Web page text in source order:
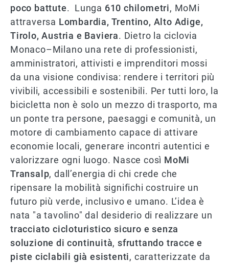
poco battute. Lunga 610 chilometri, MoMi
attraversa Lombardia, Trentino, Alto Adige,
Tirolo, Austria e Baviera. Dietro la ciclovia
Monaco–Milano una rete di professionisti,
amministratori, attivisti e imprenditori mossi
da una visione condivisa: rendere i territori più
vivibili, accessibili e sostenibili. Per tutti loro, la
bicicletta non è solo un mezzo di trasporto, ma
un ponte tra persone, paesaggi e comunità, un
motore di cambiamento capace di attivare
economie locali, generare incontri autentici e
valorizzare ogni luogo. Nasce così MoMi
Transalp, dall’energia di chi crede che
ripensare la mobilità significhi costruire un
futuro più verde, inclusivo e umano. L’idea è
nata "a tavolino" dal desiderio di realizzare un
tracciato cicloturistico sicuro e senza
soluzione di continuità, sfruttando tracce e
piste ciclabili già esistenti, caratterizzate da